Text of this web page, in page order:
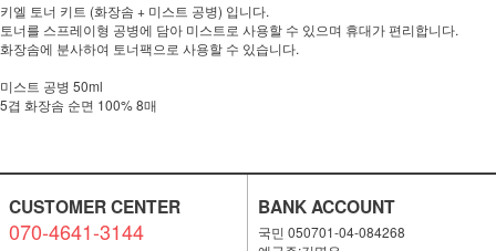
키엘 토너 키트 (화장솜 + 미스트 공병) 입니다.
토너를 스프레이형 공병에 담아 미스트로 사용할 수 있으며 휴대가 편리합니다.
화장솜에 분사하여 토너팩으로 사용할 수 있습니다.
미스트 공병 50ml
5겹 화장솜 순면 100% 8매
CUSTOMER CENTER
070-4641-3144
BANK ACCOUNT
국민 050701-04-084268